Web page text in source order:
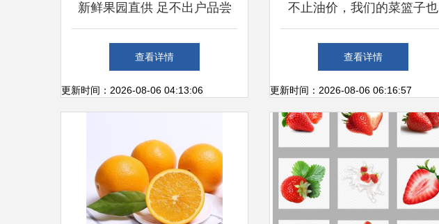
新鲜果园直供 足不出户品尝
鲜美水果，价格超实惠
查看详情
更新时间：2026-08-06 04:13:06
不止油价，我们的菜篮子也
在“反击”中——美伊局势下的
日常生活隐忧
查看详情
更新时间：2026-08-06 06:16:57